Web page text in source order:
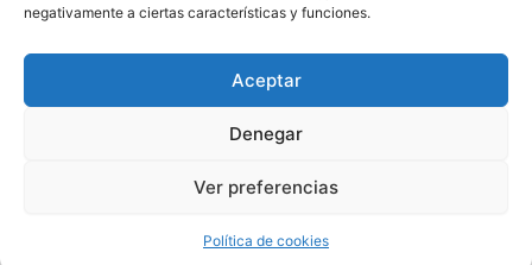
negativamente a ciertas características y funciones.
Aceptar
Denegar
Ver preferencias
Política de cookies
Contacto